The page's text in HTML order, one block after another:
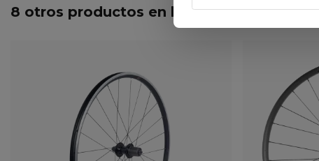
8 otros productos en la misma categoría: